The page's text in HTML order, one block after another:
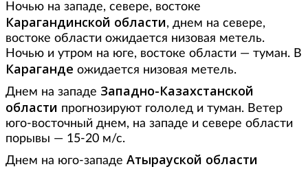
Ночью на западе, севере, востоке
Карагандинской области, днем на севере,
востоке области ожидается низовая метель.
Ночью и утром на юге, востоке области — туман. В
Караганде ожидается низовая метель.
Днем на западе Западно-Казахстанской
области прогнозируют гололед и туман. Ветер
юго-восточный днем, на западе и севере области
порывы — 15-20 м/с.
Днем на юго-западе Атырауской области